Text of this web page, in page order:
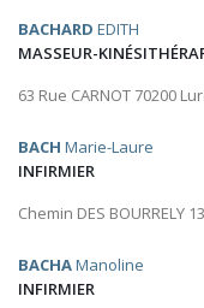
BACHARD EDITH
MASSEUR-
63 Rue CARNOT 70200
BACH Marie-Laure
INFIRMIER
Chemin DES
BACHAManoline
INFIRMIER